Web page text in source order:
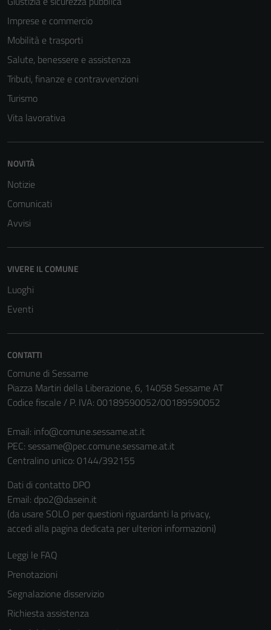
Imprese e commercio
Mobilità e trasporti
Salute, benessere e assistenza
Tributi, finanze e contravvenzioni
Turismo
Vita lavorativa
NOVITÀ
Notizie
Comunicati
Avvisi
VIVERE IL COMUNE
Luoghi
Eventi
CONTATTI
Comune di Sessame
Piazza Martiri della Liberazione, 6, 14058 Sessame AT
Codice fiscale / P. IVA: 00189590052/00189590052
Email: info@comune.sessame.at.it
PEC: sessame@pec.comune.sessame.at.it
Centralino unico: 0144/392155
Dati di contatto DPO
Email: dpo2@dasein.it
(da usare SOLO per questioni riguardanti la privacy,
accedi alla pagina dedicata per ulteriori informazioni)
Leggi le FAQ
Prenotazioni
Segnalazione disservizio
Richiesta assistenza